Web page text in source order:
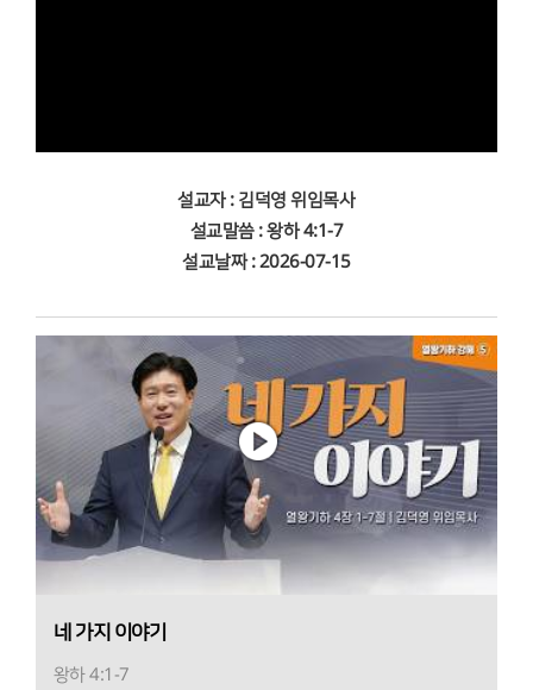
설교자 : 김덕영 위임목사
설교말씀 : 왕하 4:1-7
설교날짜 : 2026-07-15
네 가지 이야기
왕하 4:1-7